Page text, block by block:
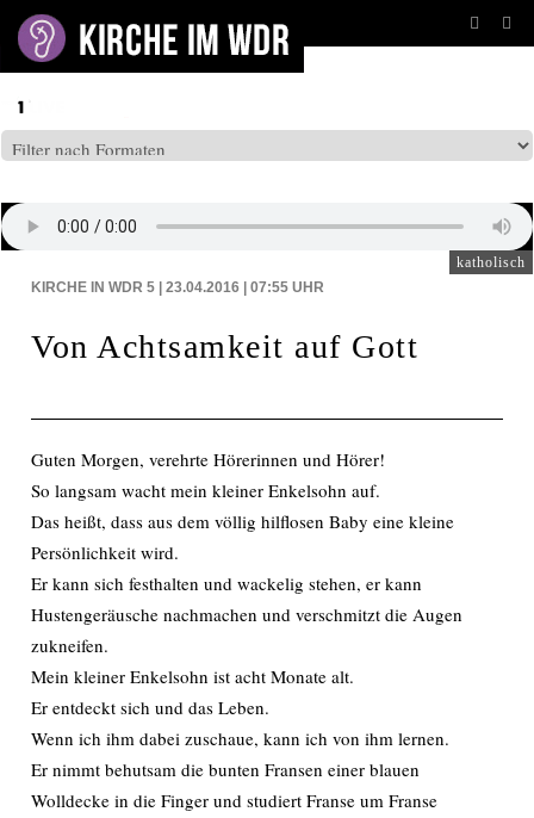
katholisch
KIRCHE IN WDR 5 | 23.04.2016 | 07:55 UHR
Von Achtsamkeit auf Gott
Guten Morgen, verehrte Hörerinnen und Hörer!
So langsam wacht mein kleiner Enkelsohn auf.
Das heißt, dass aus dem völlig hilflosen Baby eine kleine
Persönlichkeit wird.
Er kann sich festhalten und wackelig stehen, er kann
Hustengeräusche nachmachen und verschmitzt die Augen
zukneifen.
Mein kleiner Enkelsohn ist acht Monate alt.
Er entdeckt sich und das Leben.
Wenn ich ihm dabei zuschaue, kann ich von ihm lernen.
Er nimmt behutsam die bunten Fransen einer blauen
Wolldecke in die Finger und studiert Franse um Franse